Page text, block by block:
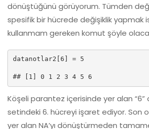
dönüştüğünü görüyorum. Tümden
spesifik bir hücrede değişiklik yapmak
kullanmam gereken komut şöyle
datanotlar2[6] = 5
## [1] 0 1 2 3 4 5 6
Köşeli parantez içerisinde yer alan “6”
setindeki 6. hücreyi işaret ediyor. Son
yer alan NA’yı dönüştürmeden